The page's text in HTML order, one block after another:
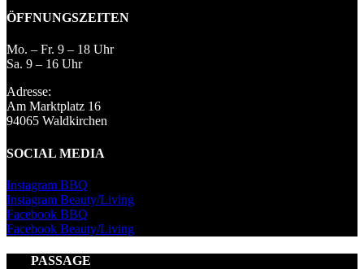
ÖFFNUNGSZEITEN
Mo. – Fr. 9 – 18 Uhr
Sa. 9 – 16 Uhr
Adresse:
Am Marktplatz 16
94065 Waldkirchen
SOCIAL MEDIA
Instagram BBQ
Instagram Beauty/Living
Facebook BBQ
Facebook Beauty/Living
PASSAGE